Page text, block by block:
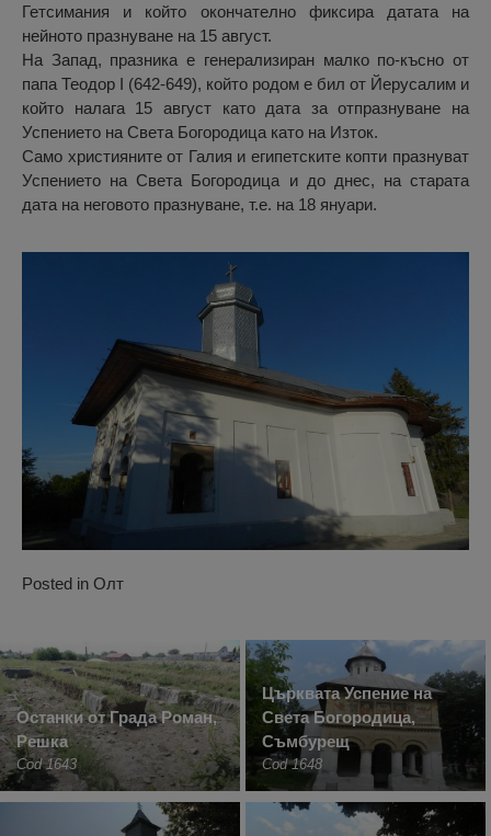
Гетсимания и който окончателно фиксира датата на
нейното празнуване на 15 август.
На Запад, празника е генерализиран малко по-късно от
папа Теодор I (642-649), който родом е бил от Йерусалим и
който налага 15 август като дата за отпразнуване на
Успението на Света Богородица като на Изток.
Само християните от Галия и египетските копти празнуват
Успението на Света Богородица и до днес, на старата
дата на неговото празнуване, т.е. на 18 януари.
Posted in Олт
Останки от Града Роман,
Решка
Cod 1643
Църквата Успение на
Света Богородица,
Съмбурещ
Cod 1648